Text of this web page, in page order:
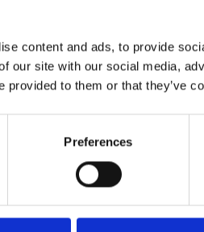
content and ads, to provide
our site with our social media,
provided to them or that they’ve
Preferences